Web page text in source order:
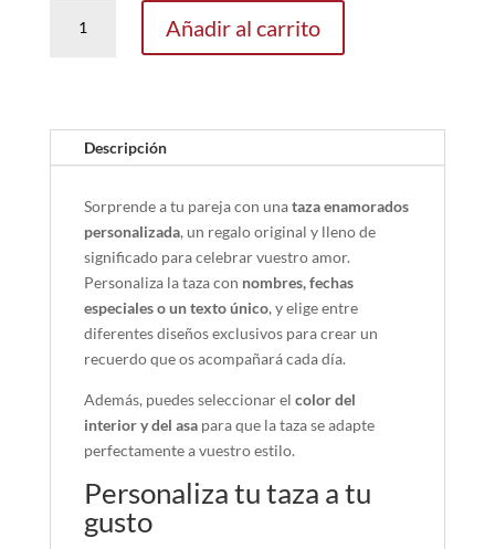
enamorados
personalizada
Añadir al carrito
Descripción
Sorprende a tu pareja con unataza enamorados
personalizada, un regalo original y lleno de
significado para celebrar vuestro amor.
Personaliza la taza con nombres, fechas
especiales o un texto único, y elige entre
diferentes diseños exclusivos para crear un
recuerdo que os acompañará cada día.
Además, puedes seleccionar el color del
interior y del asapara que la taza se adapte
perfectamente a vuestro estilo.
Personaliza tu taza a tu
gusto